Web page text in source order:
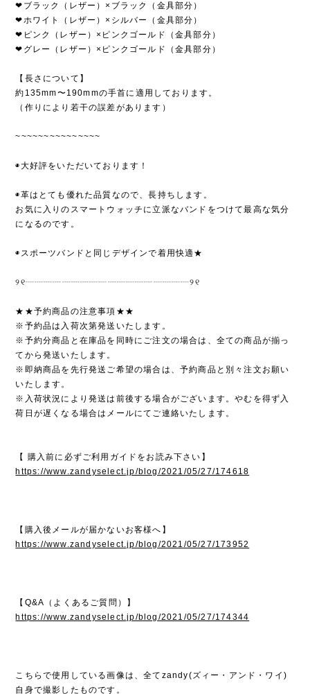
❤︎ブラック（レザー）×ブラック（金具部分）
❤︎ホワイト（レザー）×シルバー（金具部分）
❤︎ピンク（レザー）×ピンクゴールド（金具部分）
❤︎グレー（レザー）×ピンクゴールド（金具部分）
【長さについて】
約135mm〜190mmの手首に適用しております。
（作りにより若干の誤差があります）
~~~~~~~~~~~~~~~
◉大好評をいただいております！
◉革はとても優れた品質なので、長持ちします。
お気に入りのスマートウォッチに立派なバンドをつけて最高な気分
になるのです。
◉スポーツバンドと同じデザインで着用快適★
୨୧┈┈┈┈┈┈┈┈┈┈┈┈┈┈┈┈┈┈୨୧
★★予約商品の注意事項★★
※予約品は入荷次第発送いたします。
※予約分商品と在庫品を同時にご注文の場合は、全ての商品が揃っ
てから発送いたします。
※即納商品を先行発送ご希望の場合は、予約商品と別々注文お願い
いたします。
※入荷状況により発送は前後する場合がございます。やむを得ず入
荷日が遅くなる場合はメールにてご連絡いたします。
【 購入前に必ずご利用ガイドをお読み下さい】
https://www.zandyselect.jp/blog/2021/05/27/174618
【購入後メールが届かないお客様へ】
https://www.zandyselect.jp/blog/2021/05/27/173952
【Q&A（よくあるご質問）】
https://www.zandyselect.jp/blog/2021/05/27/174344
こちらで使用している画像は、全てzandy(ズィー・アンド・ワイ)
自身で撮影したものです。